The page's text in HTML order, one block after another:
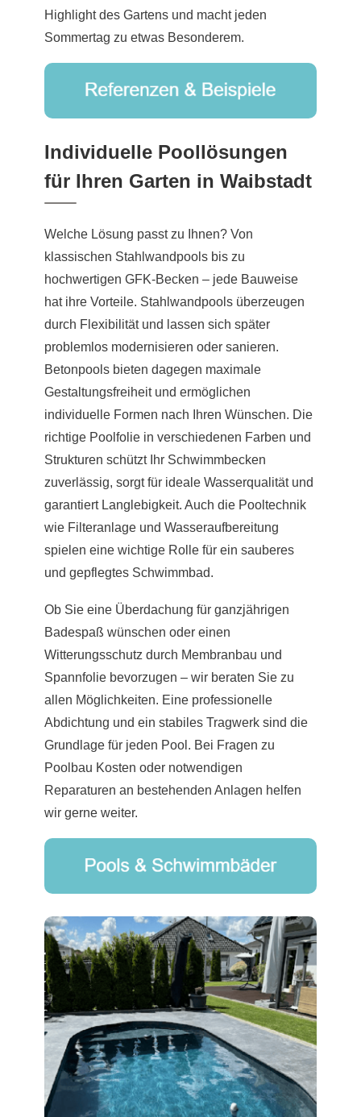
Highlight des Gartens und macht jeden
Sommertag zu etwas Besonderem.
Individuelle Poollösungen
für Ihren Garten in Waibstadt
Welche Lösung passt zu Ihnen? Von
klassischen Stahlwandpools bis zu
hochwertigen GFK-Becken – jede Bauweise
hat ihre Vorteile. Stahlwandpools überzeugen
durch Flexibilität und lassen sich später
problemlos modernisieren oder sanieren.
Betonpools bieten dagegen maximale
Gestaltungsfreiheit und ermöglichen
individuelle Formen nach Ihren Wünschen. Die
richtige Poolfolie in verschiedenen Farben und
Strukturen schützt Ihr Schwimmbecken
zuverlässig, sorgt für ideale Wasserqualität und
garantiert Langlebigkeit. Auch die Pooltechnik
wie Filteranlage und Wasseraufbereitung
spielen eine wichtige Rolle für ein sauberes
und gepflegtes Schwimmbad.
Ob Sie eine Überdachung für ganzjährigen
Badespaß wünschen oder einen
Witterungsschutz durch Membranbau und
Spannfolie bevorzugen – wir beraten Sie zu
allen Möglichkeiten. Eine professionelle
Abdichtung und ein stabiles Tragwerk sind die
Grundlage für jeden Pool. Bei Fragen zu
Poolbau Kosten oder notwendigen
Reparaturen an bestehenden Anlagen helfen
wir gerne weiter.